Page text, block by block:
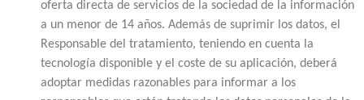
oferta directa de servicios de la sociedad de la información
a un menor de 14 años. Además de suprimir los datos, el
Responsable del tratamiento, teniendo en cuenta la
tecnología disponible y el coste de su aplicación, deberá
adoptar medidas razonables para informar a los